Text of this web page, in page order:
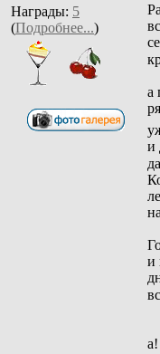
Награды: 5
(Подробнее...)
а
и
и